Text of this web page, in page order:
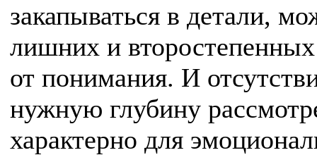
закапываться в детали,
лишних и второстепенных
от понимания. И
нужную глубину
характерно для